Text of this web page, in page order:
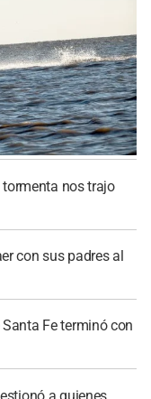
tormenta nos trajo
con sus padres al
Fe terminó con
a quienes